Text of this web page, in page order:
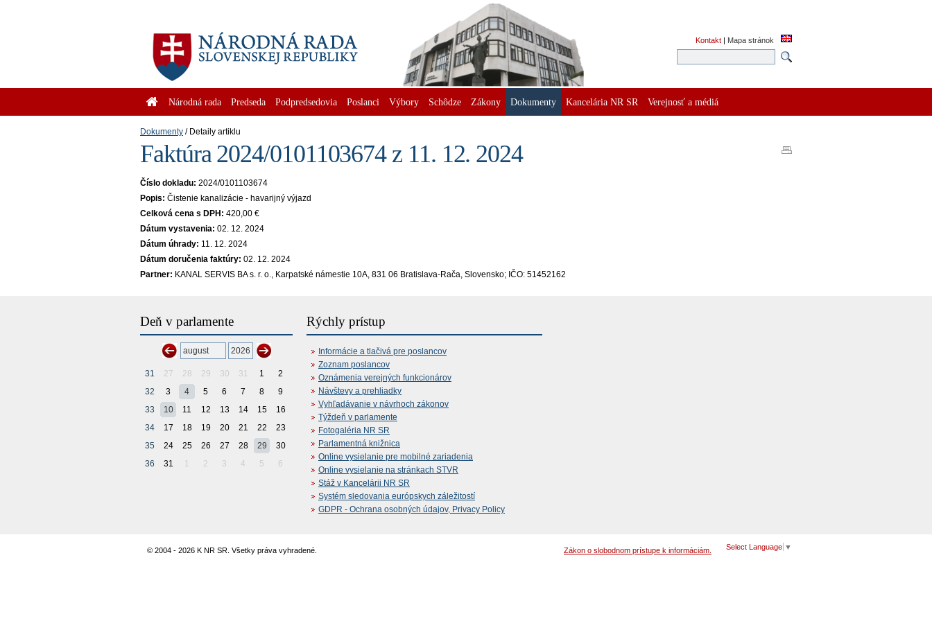
Kontakt | Mapa stránok
Národná rada Predseda Podpredsedovia Poslanci Výbory Schôdze Zákony Dokumenty Kancelária NR SR Verejnosť a médiá
Dokumenty Detaily artiklu
Faktúra 2024/0101103674 z 11. 12. 2024
Číslo dokladu: 2024/0101103674
Popis: Čistenie kanalizácie - havarijný výjazd
Celková cena s DPH: 420,00 €
Dátum vystavenia: 02. 12. 2024
Dátum úhrady: 11. 12. 2024
Dátum doručenia faktúry: 02. 12. 2024
Partner: KANAL SERVIS BA s. r. o., Karpatské námestie 10A, 831 06 Bratislava-Rača, Slovensko; IČO: 51452162
Deň v parlamente
31 27 28 29 30 31 1
2
32
3 4 5 6 7 8
9
33
10 11 12 13 14 15
16
34
17 18 19 20 21 22
23
35
24 25 26 27 28 29
30
36
31 1 2 3 4 5 6
Rýchly prístup
Informácie a tlačivá pre poslancov
Zoznam poslancov
Oznámenia verejných funkcionárov
Návštevy a prehliadky
Vyhľadávanie v návrhoch zákonov
Týždeň v parlamente
Fotogaléria NR SR
Parlamentná knižnica
Online vysielanie pre mobilné zariadenia
Online vysielanie na stránkach STVR
Stáž v Kancelárii NR SR
Systém sledovania európskych záležitostí
GDPR - Ochrana osobných údajov, Privacy Policy
© 2004 - 2026 K NR SR. Všetky práva vyhradené. Select Language ▼
Zákon o slobodnom prístupe k informáciám.